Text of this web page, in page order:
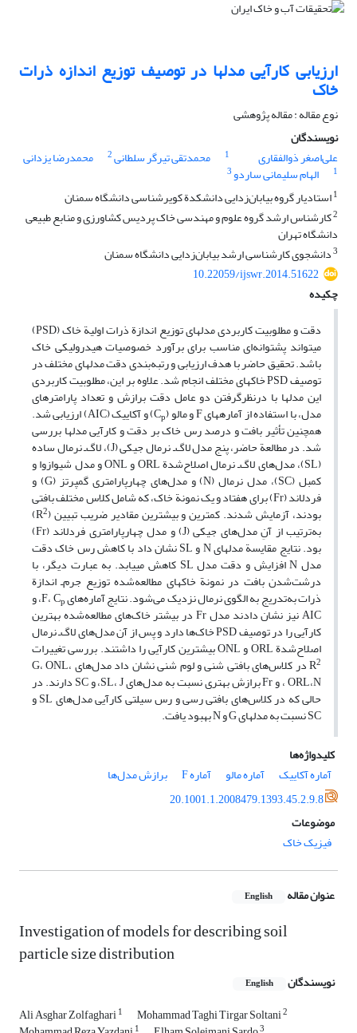
ارزیابی کارآیی مدل‏ها در توصیف توزیع اندازه ذرات
خاک
نوع مقاله : مقاله پژوهشی
نویسندگان
علی‌اصغر ذوالفقاری
1 محمدتقی تیرگر سلطانی2 محمدرضا یزدانی
1 الهام سلیمانی ساردو3
1استادیار گروه بیابان‌زدایی دانشکدة کویرشناسی دانشگاه سمنان
2کارشناس ارشد گروه علوم و مهندسی خاک پردیس کشاورزی و منابع طبیعی
دانشگاه تهران
3دانشجوی کارشناسی ارشد بیابان‌زدایی دانشگاه سمنان
10.22059/ijswr.2014.51622
چکیده
دقت و مطلوبیت کاربردی مدل
های توزیع اندازة ذرات اولیة خاک (PSD)
میتواند پشتوانه‌ای مناسب برای برآورد خصوصیات هیدرولیکی خاک
باشد. تحقیق حاضر با هدف ارزیابی و رتبه‌بندی دقت مدلهای مختلف در
توصیف PSD خاک های مختلف انجام شد. علاوه بر این، مطلوبیت کاربردی
این مدلها با درنظرگرفتن دو عامل دقت برازش و تعداد پارامترهای
مدل، با استفاده از آمارههای F و مالو (C p ) و آکاییک (AIC) ارزیابی شد.
همچنین تأثیر بافت و درصد رس خاک بر دقت و کارآیی مدلها بررسی
شد. در مطالعة حاضر، پنج مدل لاگ‌ـ نرمال جیکی (J)، لاگ‌ـ نرمال ساده
(SL)، مدل‌های لاگ‌ـ نرمال اصلاح‌شدة ORL و ONL و مدل شیوازوا‌ و
کمبل (SC)، مدل نرمال (N) و مدل‌های چهارپارامتری گمپرتز (G) و
فردلاند (Fr) برای هفتاد و یک نمونة خاک، که شامل کلاس مختلف بافتی
بودند، آزمایش شدند. کمترین و بیشترین مقادیر ضریب تبیین (R2
)
به‌ترتیب از آنِ مدل‌های جیکی (J) و مدل چهارپارامتری فردلاند (Fr)
بود. نتایج مقایسة مدل های N و SL نشان داد با کاهش رس خاک دقت
مدل N افزایش و دقت مدل SL کاهش می یابد. به عبارت دیگر، با
درشت‌شدن بافت در نمونة خاکهای مطالعه‌شده توزیع جرم‌ـ اندازة
ذرات به‌تدریج به الگوی نرمال نزدیکمی‌شود. نتایج آماره‌های F، Cp ، و
AIC نیز نشان دادند مدل Fr در بیشتر خاک‌های مطالعه‌شده بهترین
کارآیی را در توصیف PSD خاک‌ها دارد و پس از آن مدل‌های لاگ‌ـ نرمال
اصلاح‌شدة ORL و ONL بیشترین کارآیی را داشتند. بررسی تغییرات
R2 در کلاس‌های بافتی شنی و لوم شنی نشان داد مدل‌های G، ONL،
ORL،N ، و Fr برازش بهتری نسبت به مدل‌های SL، J، و SC دارند. در
حالی که در کلاس‌های بافتی رسی و رس سیلتی کارآیی مدل‌های SL و
SC نسبت به مدل
های G و N بهبود یافت.
کلیدواژه‌ها
آماره آکاییک
آماره مالو آماره F
برازش مدل‌ها
20.1001.1.2008479.1393.45.2.9.8
موضوعات
فیزیک خاک
عنوان مقاله English
Investigation of models for describing soil
particle size distribution
نویسندگان English
Ali Asghar Zolfaghari1 Mohammad Taghi Tirgar Soltani2
1 3